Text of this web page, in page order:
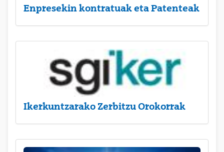
Enpresekin kontratuak eta Patenteak
Ikerkuntzarako Zerbitzu Orokorrak